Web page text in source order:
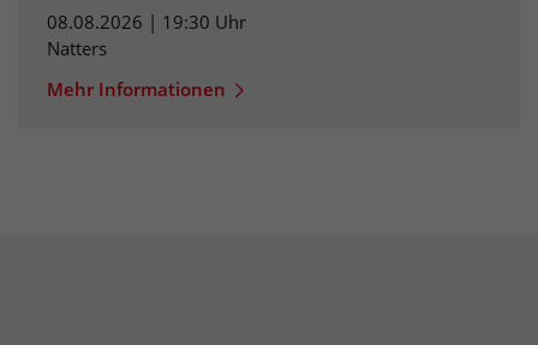
08.08.2026 | 19:30 Uhr
Natters
Mehr Informationen